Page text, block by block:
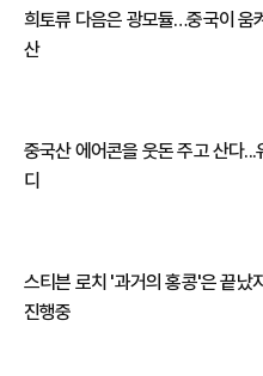
희토류 다음은 광모듈…중국이 움
산
중국산 에어콘을 웃돈 주고 산다...
디
스티븐 로치 '과거의 홍콩'은 끝났
진행중